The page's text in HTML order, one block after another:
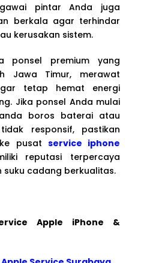
pintar Anda juga
berkala agar terhindar
kerusakan sistem.
ponsel premium yang
Jawa Timur, merawat
tetap hemat energi
Jika ponsel Anda mulai
boros baterai atau
responsif, pastikan
pusat service iphone
reputasi terpercaya
cadang berkualitas.
Apple iPhone &